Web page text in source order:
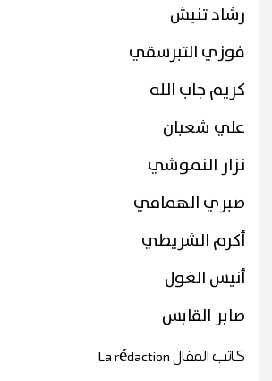
رشاد تنيش
فوزي التبرسقي
كريم جاب الله
علي شعبان
نزار النموشي
صبري الهمامي
أكرم الشريطي
أنيس الغول
صابر القابس
كاتب المقالLa rédaction